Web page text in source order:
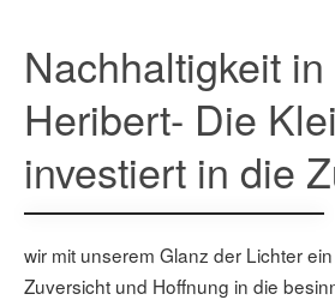
Nachhaltigkeit in
Heribert- Die
investiert in die
wir mit unserem Glanz der Lichter
Zuversicht und Hoffnung in die